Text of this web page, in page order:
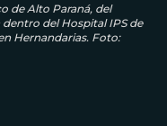
de Alto Paraná, del
del Hospital IPS de
Hernandarias. Foto: